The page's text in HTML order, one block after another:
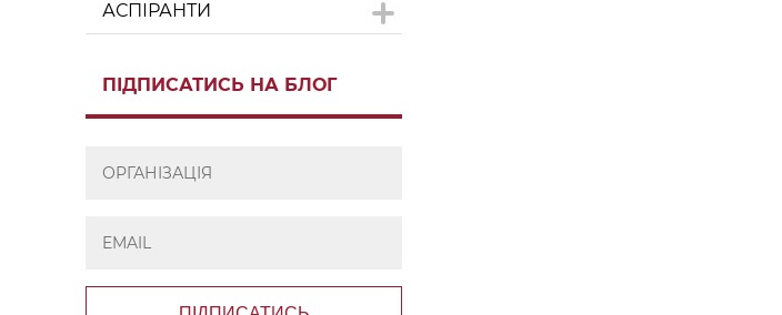
АСПІРАНТИ
ПІДПИСАТИСЬ НА БЛОГ